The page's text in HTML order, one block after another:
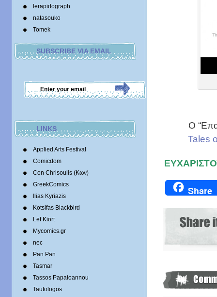
lerapidograph
natasouko
Tomek
SUBSCRIBE VIA EMAIL
LINKS
Applied Arts Festival
Comicdom
Con Chrisoulis (Κων)
GreekComics
Ilias Kyriazis
Kotsifas Blackbird
Lef Kiort
Mycomics.gr
nec
Pan Pan
Tasmar
Tassos Papaioannou
Tautologos
O
Tales
Share